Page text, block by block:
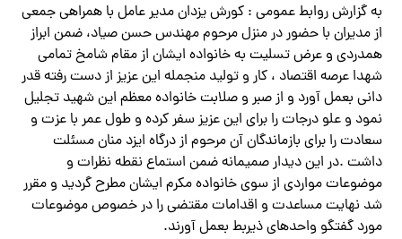
به گزارش روابط عمومی : کورش یزدان مدیر عامل با همراهی جمعی
از مدیران با حضور در منزل مرحوم مهندس حسن صیاد، ضمن ابراز
همدردی و عرض تسلیت به خانواده ایشان از مقام شامخ تمامی
شهدا عرصه اقتصاد ، کار و تولید منجمله این عزیز از دست رفته قدر
دانی بعمل آورد و از صبر و صلابت خانواده معظم این شهید تجلیل
نمود و علو درجات را برای این عزیز سفر کرده و طول عمر با عزت و
سعادت را برای بازماندگان آن مرحوم از درگاه ایزد منان مسئلت
داشت .در این دیدار صمیمانه ضمن استماع نقطه نظرات و
موضوعات مواردی از سوی خانواده مکرم ایشان مطرح گردید و مقرر
شد نهایت مساعدت و اقدامات مقتضی را در خصوص موضوعات
مورد گفتگو واحدهاى ذيربط بعمل آورند.